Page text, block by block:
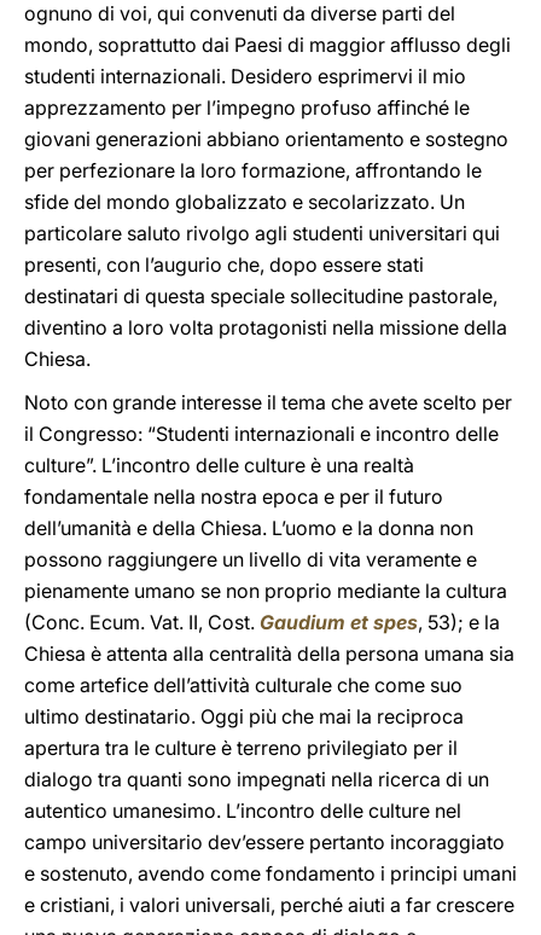
ognuno di voi, qui convenuti da diverse parti del
mondo, soprattutto dai Paesi di maggior afflusso degli
studenti internazionali. Desidero esprimervi il mio
apprezzamento per l’impegno profuso affinché le
giovani generazioni abbiano orientamento e sostegno
per perfezionare la loro formazione, affrontando le
sfide del mondo globalizzato e secolarizzato. Un
particolare saluto rivolgo agli studenti universitari qui
presenti, con l’augurio che, dopo essere stati
destinatari di questa speciale sollecitudine pastorale,
diventino a loro volta protagonisti nella missione della
Chiesa.
Noto con grande interesse il tema che avete scelto per
il Congresso: “Studenti internazionali e incontro delle
culture”. L’incontro delle culture è una realtà
fondamentale nella nostra epoca e per il futuro
dell’umanità e della Chiesa. L’uomo e la donna non
possono raggiungere un livello di vita veramente e
pienamente umano se non proprio mediante la cultura
(Conc. Ecum. Vat. II, Cost. Gaudium et spes, 53); e la
Chiesa è attenta alla centralità della persona umana sia
come artefice dell’attività culturale che come suo
ultimo destinatario. Oggi più che mai la reciproca
apertura tra le culture è terreno privilegiato per il
dialogo tra quanti sono impegnati nella ricerca di un
autentico umanesimo. L’incontro delle culture nel
campo universitario dev’essere pertanto incoraggiato
e sostenuto, avendo come fondamento i principi umani
e cristiani, i valori universali, perché aiuti a far crescere